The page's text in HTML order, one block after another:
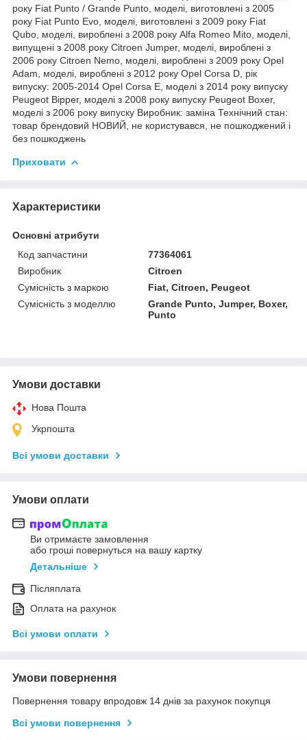
року Fiat Punto / Grande Punto, моделі, виготовлені з 2005
року Fiat Punto Evo, моделі, виготовлені з 2009 року Fiat
Qubo, моделі, вироблені з 2008 року Alfa Romeo Mito, моделі,
випущені з 2008 року Citroen Jumper, моделі, вироблені з
2006 року Citroen Nemo, моделі, вироблені з 2009 року Opel
Adam, моделі, вироблені з 2012 року Opel Corsa D, рік
випуску: 2005-2014 Opel Corsa E, моделі з 2014 року випуску
Peugeot Bipper, моделі з 2008 року випуску Peugeot Boxer,
моделі з 2006 року випуску Виробник: заміна Технічний стан:
товар брендовий НОВИЙ, не користувався, не пошкоджений і
без пошкоджень
Приховати
Характеристики
Основні атрибути
Код запчастини
77364061
Виробник
Citroen
Сумісність з маркою
Fiat, Citroen, Peugeot
Сумісність з моделлю
Grande Punto, Jumper, Boxer,
Punto
Умови доставки
Нова Пошта
Укрпошта
Всі умови доставки
Умови оплати
Ви отримаєте замовлення
або гроші повернуться на вашу картку
Детальніше
Післяплата
Оплата на рахунок
Всі умови оплати
Умови повернення
Повернення товару впродовж 14 днів за рахунок покупця
Всі умови повернення